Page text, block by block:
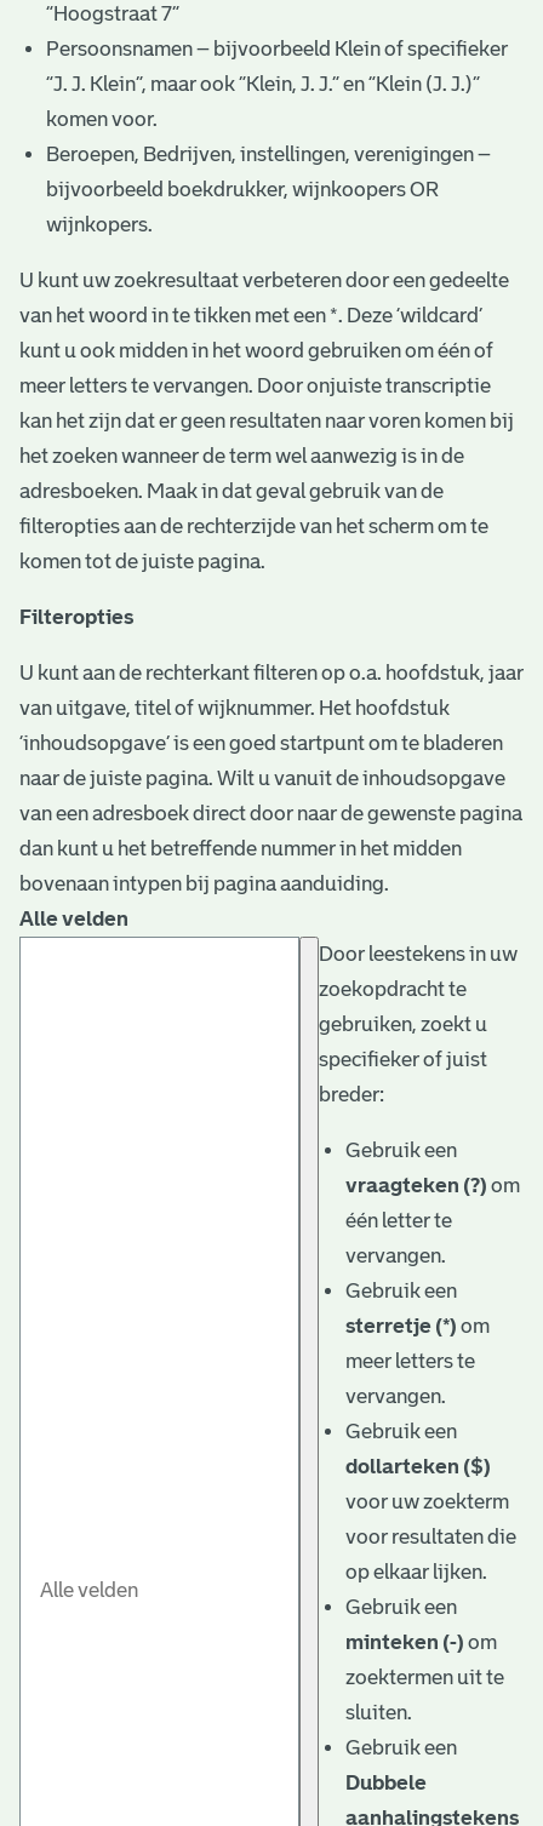
“Hoogstraat 7”
Persoonsnamen – bijvoorbeeld Klein of specifieker
“J. J. Klein”, maar ook ”Klein, J. J.” en “Klein (J. J.)”
komen voor.
Beroepen, Bedrijven, instellingen, verenigingen –
bijvoorbeeld boekdrukker, wijnkoopers OR
wijnkopers.
U kunt uw zoekresultaat verbeteren door een gedeelte
van het woord in te tikken met een *. Deze ‘wildcard’
kunt u ook midden in het woord gebruiken om één of
meer letters te vervangen. Door onjuiste transcriptie
kan het zijn dat er geen resultaten naar voren komen bij
het zoeken wanneer de term wel aanwezig is in de
adresboeken. Maak in dat geval gebruik van de
filteropties aan de rechterzijde van het scherm om te
komen tot de juiste pagina.
Filteropties
U kunt aan de rechterkant filteren op o.a. hoofdstuk, jaar
van uitgave, titel of wijknummer. Het hoofdstuk
‘inhoudsopgave’ is een goed startpunt om te bladeren
naar de juiste pagina. Wilt u vanuit de inhoudsopgave
van een adresboek direct door naar de gewenste pagina
dan kunt u het betreffende nummer in het midden
bovenaan intypen bij pagina aanduiding.
Alle velden
Door leestekens in uw
zoekopdracht te
gebruiken, zoekt u
specifieker of juist
breder:
Gebruik een
vraagteken (?) om
één letter te
vervangen.
Gebruik een
sterretje (*) om
meer letters te
vervangen.
Gebruik een
dollarteken ($)
voor uw zoekterm
voor resultaten die
op elkaar lijken.
Gebruik een
minteken (-) om
zoektermen uit te
sluiten.
Gebruik een
Dubbele
aanhalingstekens